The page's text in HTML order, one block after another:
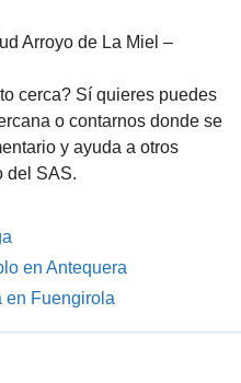
Arroyo de La Miel –
cerca? Sí quieres puedes
o contarnos donde se
y ayuda a otros
del SAS.
en Antequera
en Fuengirola